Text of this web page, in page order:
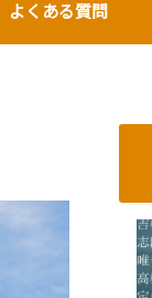
よくある質問